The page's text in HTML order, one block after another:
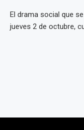
El drama social que
jueves 2 de octubre,